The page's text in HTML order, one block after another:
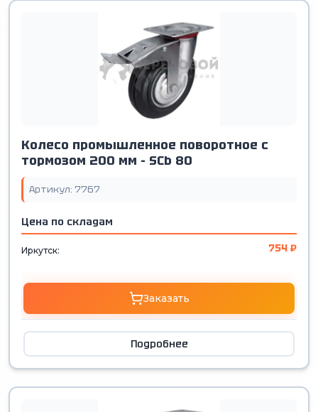
Колесо промышленное поворотное с
тормозом 200 мм - SCb 80
Артикул: 7767
Цена по складам
Иркутск: 754 ₽
Заказать
Подробнее